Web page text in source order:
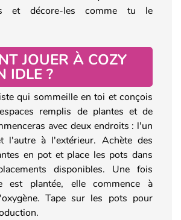
et décore-les comme tu le
JOUER À COZY
IDLE ?
qui sommeille en toi et conçois
remplis de plantes et de
avec deux endroits : l'un
l'autre à l'extérieur. Achète des
en pot et place les pots dans
disponibles. Une fois
est plantée, elle commence à
Tape sur les pots pour